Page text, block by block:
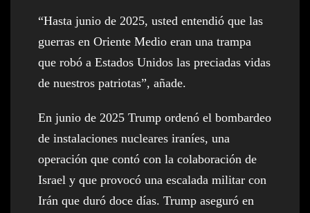
“Hasta junio de 2025, usted entendió que las
guerras en Oriente Medio eran una trampa
que robó a Estados Unidos las preciadas vidas
de nuestros patriotas”, añade.
En junio de 2025 Trump ordenó el bombardeo
de instalaciones nucleares iraníes, una
operación que contó con la colaboración de
Israel y que provocó una escalada militar con
Irán que duró doce días. Trump aseguró en